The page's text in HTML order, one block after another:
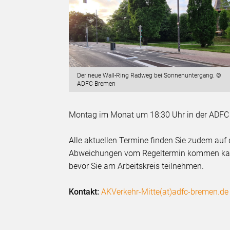
Der neue Wall-Ring Radweg bei Sonnenuntergang. ©
ADFC Bremen
Montag im Monat um 18:30 Uhr in der
Alle aktuellen Termine finden Sie zudem
Abweichungen vom Regeltermin kommen
bevor Sie am Arbeitskreis teilnehmen.
Kontakt: AKVerkehr-Mitte(at)adfc-bremen.de